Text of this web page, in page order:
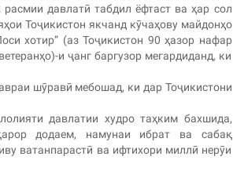
давлатӣ табдил ёфтаст ва ҳар сол
Тоҷикистон якчанд кӯчаҳову майдонҳо
хотир” (аз Тоҷикистон 90 ҳазор нафар
и ҷанг баргузор мегардиданд, ки
шӯравӣ мебошад, ки дар Тоҷикистони
давлатии худро таҳким бахшида,
додаем, намунаи ибрат ва сабақ
ватанпарастӣ ва ифтихори миллӣ нерӯи